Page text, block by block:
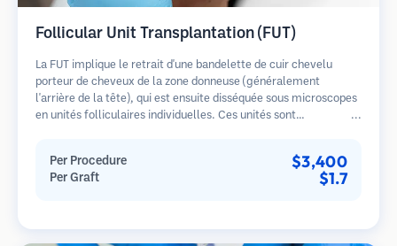
Follicular Unit Transplantation (FUT)
La FUT implique le retrait d'une bandelette de cuir chevelu
porteur de cheveux de la zone donneuse (généralement
l'arrière de la tête), qui est ensuite disséquée sous microscopes
en unités folliculaires individuelles. Ces unités sont
une cicatrice linéaire.
Per Procedure $3,400
Per Graft $1.7